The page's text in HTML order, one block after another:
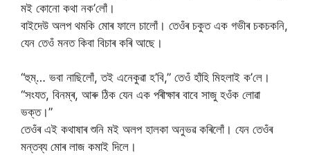
মই কোনো কথা নক’লোঁ।
বাইদেউ অলপ থমকি মোৰ ফালে চালোঁ। তেওঁৰ চকুত এক গভীৰ চকচকনি,
যেন তেওঁ মনত কিবা বিচাৰ কৰি আছে।
“হুম্… ভবা নাছিলোঁ, তই এনেকুৱা হ’বি,” তেওঁ হাঁহি মিহলাই ক’লে।
“সংযত, বিনম্ৰ, আৰু ঠিক যেন এক পৰীক্ষাৰ বাবে সাজু হওঁক লোৱা
ভক্ত।”
তেওঁৰ এই কথাষাৰ শুনি মই অলপ হালকা অনুভৱ কৰিলোঁ। যেন তেওঁৰ
মন্তব্য মোৰ লাজ কমাই দিলে।